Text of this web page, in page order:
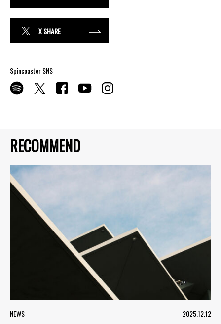
RECOMMEND
NEWS 2025.12.12
X SHARE
Spincoaster SNS